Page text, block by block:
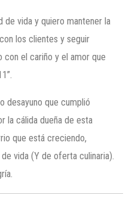
de vida y quiero mantener la
los clientes y seguir
con el cariño y el amor que
desayuno que cumplió
la cálida dueña de esta
que está creciendo,
vida (Y de oferta culinaria).